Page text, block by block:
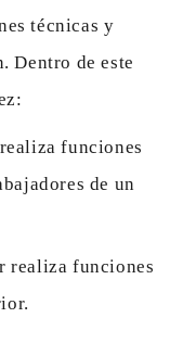
técnicas y
. Dentro de este
funciones
de un
realiza funciones